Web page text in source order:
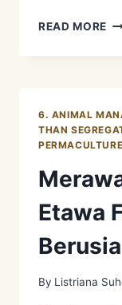
READ MORE
6. ANIMAL
THAN
Etawa
By Listriana